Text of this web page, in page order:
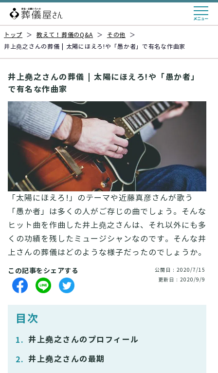
トップ ＞ 教えて！葬儀のQ&A ＞ その他
＞
井上堯之さんの葬儀 | 太陽にほえろ!や「愚か者」で有名な作曲家
井上堯之さんの葬儀 | 太陽にほえろ!や「愚か者」
で有名な作曲家
「太陽にほえろ!」のテーマや近藤真彦さんが歌う
「愚か者」は多くの人がご存じの曲でしょう。そんな
ヒット曲を作曲した井上堯之さんは、それ以外にも多
くの功績を残したミュージシャンなのです。そんな井
上さんの葬儀はどのような様子だったのでしょうか。
この記事をシェアする
公開日 : 2020/7/15
更新日 : 2020/9/9
目次
井上堯之さんのプロフィール
井上堯之さんの最期